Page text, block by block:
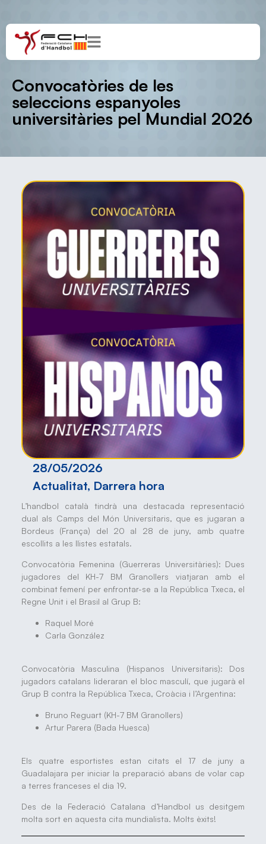
Convocatòries de les
seleccions espanyoles
universitàries pel Mundial 2026
28/05/2026
Actualitat, Darrera hora
L’handbol català tindrà una destacada representació
dual als Camps del Món Universitaris, que es jugaran a
Bordeus (França) del 20 al 28 de juny, amb quatre
escollits a les llistes estatals.
Convocatòria Femenina (Guerreras Universitàries): Dues
jugadores del KH-7 BM Granollers viatjaran amb el
combinat femení per enfrontar-se a la República Txeca, el
Regne Unit i el Brasil al Grup B:
Raquel Moré
Carla González
Convocatòria Masculina (Hispanos Universitaris): Dos
jugadors catalans lideraran el bloc masculí, que jugarà el
Grup B contra la República Txeca, Croàcia i l’Argentina:
Bruno Reguart (KH-7 BM Granollers)
Artur Parera (Bada Huesca)
Els quatre esportistes estan citats el 17 de juny a
Guadalajara per iniciar la preparació abans de volar cap
a terres franceses el dia 19.
Des de la Federació Catalana d’Handbol us desitgem
molta sort en aquesta cita mundialista. Molts èxits!